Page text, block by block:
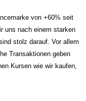
von +60% seit
uns nach einem starken
stolz darauf. Vor allem
Transaktionen geben
Kursen wie wir kaufen,